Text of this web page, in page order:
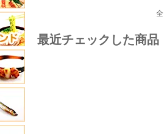
最近チェックした商品